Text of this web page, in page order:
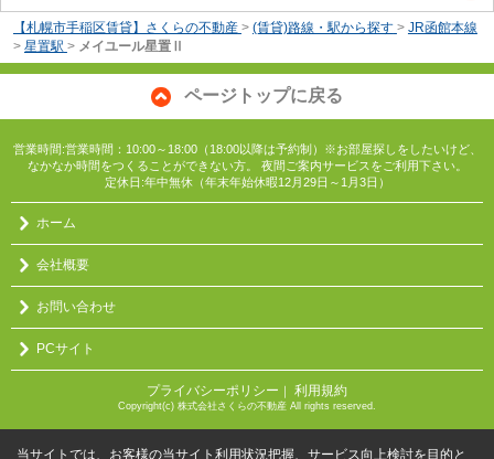
【札幌市手稲区賃貸】さくらの不動産 > (賃貸)路線・駅から探す > JR函館本線
> 星置駅 > メイユール星置Ⅱ
ページトップに戻る
営業時間:営業時間：10:00～18:00（18:00以降は予約制）※お部屋探しをしたいけど、
なかなか時間をつくることができない方。 夜間ご案内サービスをご利用下さい。
定休日:年中無休（年末年始休暇12月29日～1月3日）
ホーム
会社概要
お問い合わせ
PCサイト
プライバシーポリシー ｜ 利用規約
Copyright(c) 株式会社さくらの不動産 All rights reserved.
当サイトでは、お客様の当サイト利用状況把握、サービス向上検討を目的と